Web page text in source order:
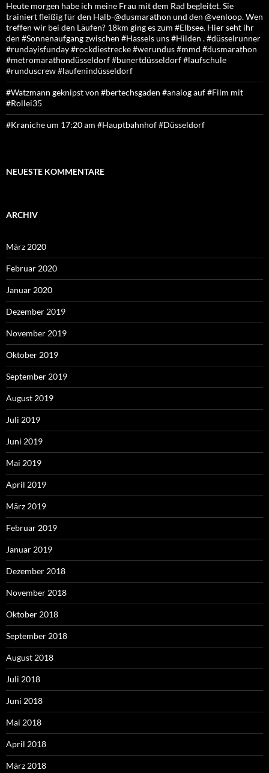
Heute morgen habe ich meine Frau mit dem Rad begleitet. Sie
trainiert fleißig für den Halb-@dusmarathon und den @venloop. Wen
treffen wir bei den Läufen? 18km ging es zum #Elbsee. Hier seht ihr
den #Sonnenaufgang zwischen #Hassels uns #Hilden . #düsselrunner
#rundayisfunday #rockdiestrecke #werundus #mmd #dusmarathon
#metromarathondüsseldorf #bunertdüsseldorf #laufschule
#runduscrew #laufenindüsseldorf
#Watzmann geknipst von #bertechsgaden #analog auf #Film mit
#Rollei35
#Kraniche um 17:20 am #Hauptbahnhof #Düsseldorf
NEUESTE KOMMENTARE
ARCHIV
März 2020
Februar 2020
Januar 2020
Dezember 2019
November 2019
Oktober 2019
September 2019
August 2019
Juli 2019
Juni 2019
Mai 2019
April 2019
März 2019
Februar 2019
Januar 2019
Dezember 2018
November 2018
Oktober 2018
September 2018
August 2018
Juli 2018
Juni 2018
Mai 2018
April 2018
März 2018